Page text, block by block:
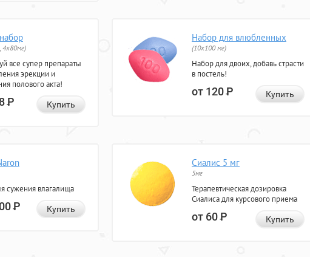
4х80мг)
все супер препараты
эрекции и
полового акта!
Р Купить
Набор для влюбленных
(10х100 мг)
Набор для двоих, добавь страсти
в постель!
от 120Р Купить
сужения влагалища
Р Купить
Сиалис 5 мг
5мг
Терапевтическая дозировка
Сиалиса для курсового приема
от 60Р Купить